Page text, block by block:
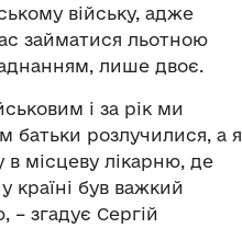
війську, адже
займатися льотною
лише двоє.
і за рік ми
батьки розлучилися, а я
місцеву лікарню, де
країні був важкий
– згадує Сергій